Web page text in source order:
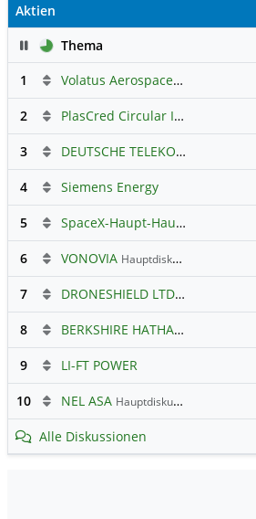
Aktien
PauseThema
1
Volatus Aerospace (Offener Austausch)
2 PlasCred Circular Innovations
3 DEUTSCHE TELEKOM
4 Siemens Energy
5 SpaceX-Haupt-Hauptforum
6 VONOVIA Hauptdiskussion
7 DRONESHIELD LTDHauptdiskussion
8 BERKSHIRE HATHAWAY INC. REG.SHARES B NEW DL -,00333
9 LI-FT POWER
10 NEL ASA Hauptdiskussion
Alle Diskussionen